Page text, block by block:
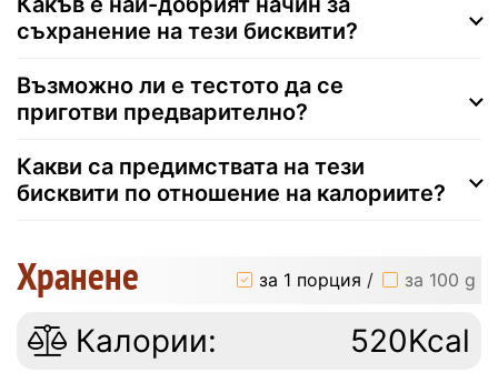
съхранение на тези бисквити?
Възможно ли е тестото да се
приготви предварително?
Какви са предимствата на тези
бисквити по отношение на калориите?
Хранене за 1 порция / за 100 g
Калории: 520Kcal